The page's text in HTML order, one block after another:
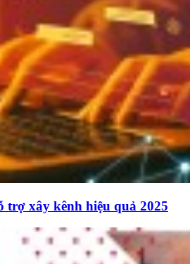
trợ xây kênh hiệu quả 2025